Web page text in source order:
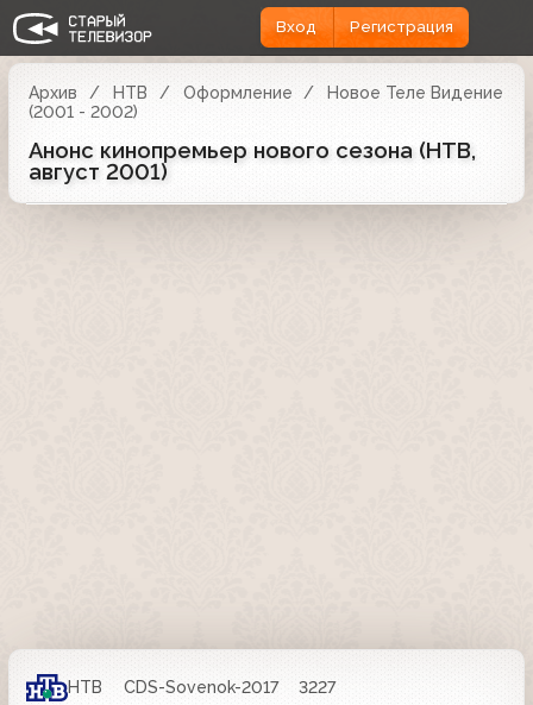
Вход Регистрация
Архив НТВ Оформление
Новое Теле Видение
(2001 - 2002)
Анонс кинопремьер нового сезона (НТВ,
август 2001)
НТВ CDS-Sovenok-2017
3227